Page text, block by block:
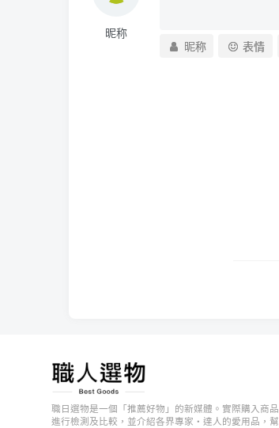
昵称
昵称 表情
職日選物是一個「推薦好物」的新媒體。實際購入商品
進行檢測及比較，並介紹各界專家・達人的愛用品，幫